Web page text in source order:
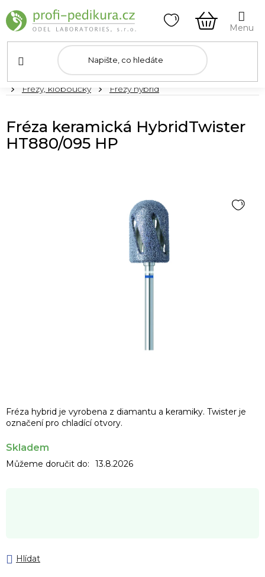
na
obsah
NÁKUPNÍ
KOŠÍK
DomůFrézy, kloboučky Frézy hybrid
Fréza hybrid je vyrobena z diamantu a keramiky. Twister je
označení pro chladící otvory.
Skladem
Můžeme doručit do: 13.8.2026
Hlídat
Fréza keramická HybridTwister
HT880/095 HP